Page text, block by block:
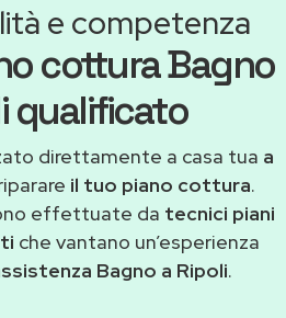
e competenza
cottura Bagno
qualificato
direttamente a casa tua a
il tuo piano cottura.
effettuate da tecnici piani
che vantano un’esperienza
Bagno a Ripoli.